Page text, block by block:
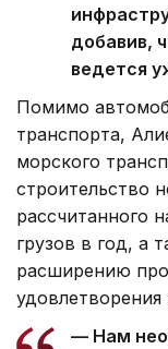
добавив,
ведется
Помимо
транспорта,
морского
строительство
рассчитанного
грузов в год, а
расширению
удовлетворения
— Нам